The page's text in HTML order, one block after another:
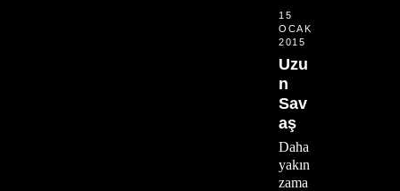
15
OCAK
2015
Uzu
n
Sav
aş
Daha
yakın
zama